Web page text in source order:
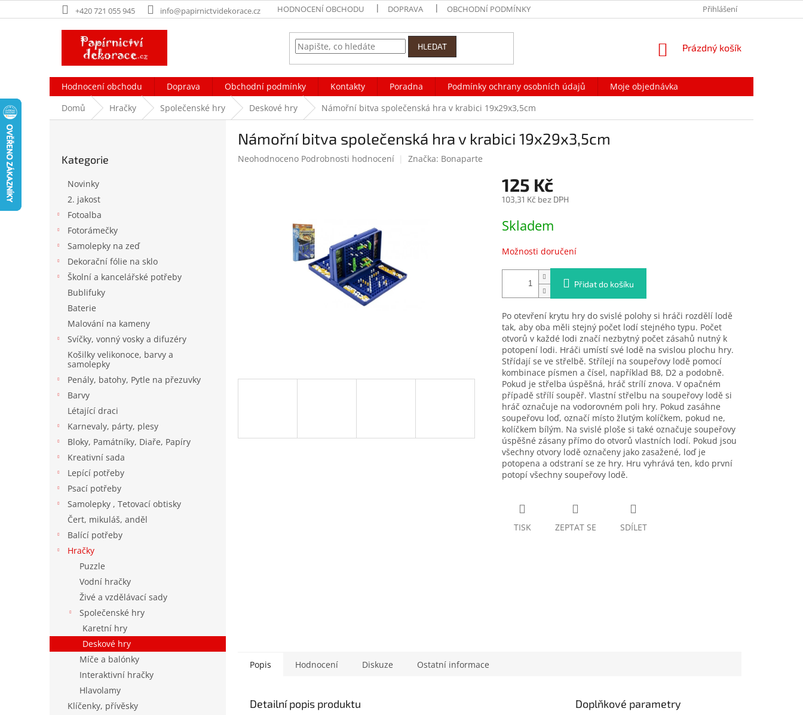
na
+420 721 055 945 info@papirnictvidekorace.cz HODNOCENÍ OBCHODU DOPRAVA OBCHODNÍ PODMÍNKY NAPIŠTE NÁM
Přihlášení
HLEDAT
NÁKUPNÍ
Prázdný košík
Hodnocení obchodu Doprava Obchodní podmínky Kontakty Poradna Podmínky ochrany osobních údajů
Moje objednávka
Domů
Hračky Společenské hry Deskové hry Námořní bitva společenská hra v krabici 19x29x3,5cm
kategorie
Kategorie
Novinky
2. jakost
Fotoalba
Fotorámečky
Samolepky na zeď
Dekorační fólie na sklo
Školní a kancelářské potřeby
Bublifuky
Baterie
Malování na kameny
Svíčky, vonný vosky a difuzéry
Košilky velikonoce, barvy a
samolepky
Penály, batohy, Pytle na přezuvky
Barvy
Létající draci
Karnevaly, párty, plesy
Bloky, Památníky, Diaře, Papíry
Kreativní sada
Lepící potřeby
Psací potřeby
Samolepky , Tetovací obtisky
Čert, mikuláš, anděl
Balící potřeby
Hračky
Puzzle
Vodní hračky
Živé a vzdělávací sady
Společenské hry
Karetní hry
Deskové hry
Míče a balónky
Interaktivní hračky
Hlavolamy
Klíčenky, přívěsky
Námořní bitva společenská hra v krabici 19x29x3,5cm
Průměrné
Neohodnoceno Podrobnosti hodnocení Značka: Bonaparte
125 Kč
103,31 Kč bez DPH
cena:
Skladem
Možnosti doručení
Přidat do košíku
Po otevření krytu hry do svislé polohy si hráči rozdělí lodě
tak, aby oba měli stejný počet lodí stejného typu. Počet
otvorů v každé lodi značí nezbytný počet zásahů nutný k
potopení lodi. Hráči umístí své lodě na svislou plochu hry.
Střídají se ve střelbě. Střílejí na soupeřovy lodě pomocí
kombinace písmen a čísel, například B8, D2 a podobně.
Pokud je střelba úspěšná, hráč strílí znova. V opačném
případě střílí soupěř. Vlastní střelbu na soupeřovy lodě si
hráč označuje na vodorovném poli hry. Pokud zasáhne
soupeřovu loď, označí místo žlutým kolíčkem, pokud ne,
kolíčkem bílým. Na svislé ploše si také označuje soupeřovy
úspěšné zásany přímo do otvorů vlastních lodí. Pokud jsou
všechny otvory lodě označeny jako zasažené, loď je
potopena a odstraní se ze hry. Hru vyhrává ten, kdo první
potopí všechny soupeřovy lodě.
TISK ZEPTAT SE SDÍLET
Popis Hodnocení Diskuze Ostatní informace
Detailní popis produktu Doplňkové parametry